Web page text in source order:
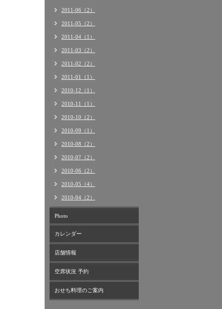
2011-06（2）
2011-05（2）
2011-04（1）
2011-03（2）
2011-02（2）
2011-01（1）
2010-12（1）
2010-11（1）
2010-10（2）
2010-09（1）
2010-08（2）
2010-07（2）
2010-06（2）
2010-05（4）
2010-04（2）
Photo
カレンダー
店舗情報
空席状況 予約
おせち料理のご案内